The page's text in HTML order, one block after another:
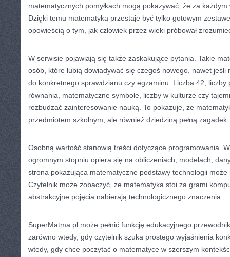
matematycznych pomyłkach mogą pokazywać, że za
Dzięki temu matematyka przestaje być tylko gotowym
opowieścią o tym, jak człowiek przez wieki próbował
W serwisie pojawiają się także zaskakujące pytania. Takie
osób, które lubią dowiadywać się czegoś nowego, nawet jeśli
do konkretnego sprawdzianu czy egzaminu. Liczba 42, liczby
równania, matematyczne symbole, liczby w kulturze czy
rozbudzać zainteresowanie nauką. To pokazuje, że
przedmiotem szkolnym, ale również dziedziną pełną zagadek.
Osobną wartość stanowią treści dotyczące programowania.
ogromnym stopniu opiera się na obliczeniach, modelach,
strona pokazująca matematyczne podstawy technologii
Czytelnik może zobaczyć, że matematyka stoi za grami
abstrakcyjne pojęcia nabierają technologicznego znaczenia.
SuperMatma.pl może pełnić funkcję edukacyjnego
zarówno wtedy, gdy czytelnik szuka prostego wyjaśnienia
wtedy, gdy chce poczytać o matematyce w szerszym